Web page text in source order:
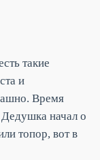
такие
и
Время
Дедушка начал о
топор, вот в